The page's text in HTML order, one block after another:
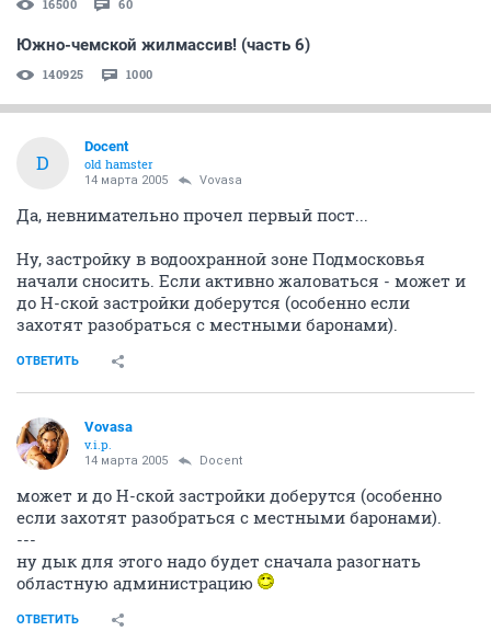
16500 60
Южно-чемской жилмассив! (часть 6)
140925 1000
D
Docent
old hamster
14 марта 2005 Vovasa
Да, невнимательно прочел первый пост...
Ну, застройку в водоохранной зоне Подмосковья
начали сносить. Если активно жаловаться - может и
до Н-ской застройки доберутся (особенно если
захотят разобраться с местными баронами).
ОТВЕТИТЬ
Vovasa
v.i.p.
14 марта 2005 Docent
может и до Н-ской застройки доберутся (особенно
если захотят разобраться с местными баронами).
---
ну дык для этого надо будет сначала разогнать
областную администрацию
ОТВЕТИТЬ